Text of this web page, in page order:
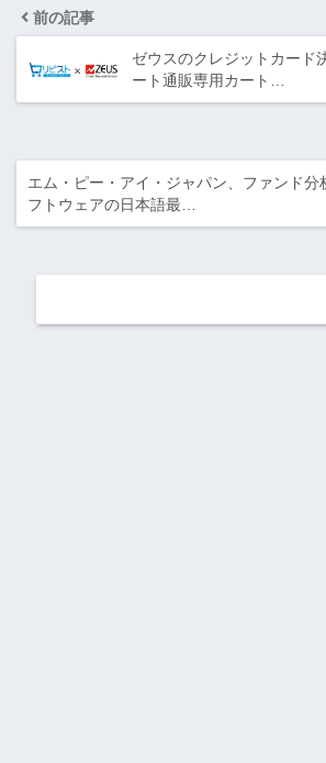
前の記事
ゼウスのクレジットカード
ート通販専用カート…
エム・ピー・アイ・ジャパン、ファンド分
フトウェアの日本語最…